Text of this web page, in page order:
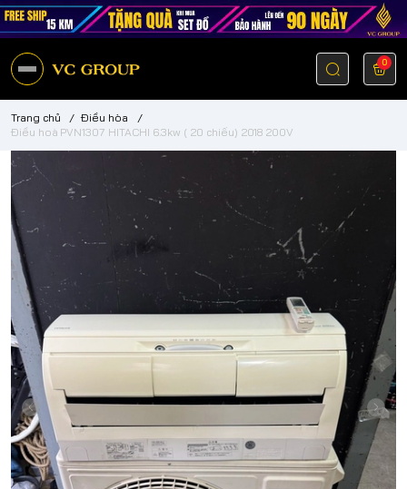
0
Trang chủ / Điều hòa
/
Điều hoà PVN1307 HITACHI 6.3kw ( 20 chiếu) 2018 200V